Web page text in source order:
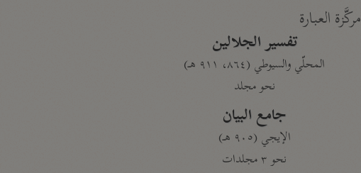
مركَّزة العبارة
تفسير الجلالين
المحلّي والسيوطي (٨٦٤، ٩١١ هـ)
نحو مجلد
جامع البيان
الإيجي (٩٠٥ هـ)
نحو ٣ مجلدات